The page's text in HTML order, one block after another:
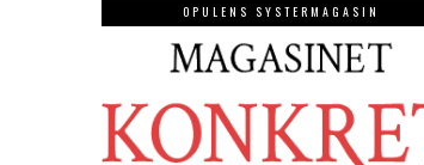
OPULENS SYSTERMAGASIN